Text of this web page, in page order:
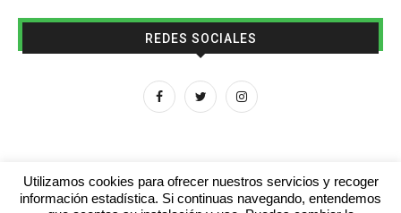
REDES SOCIALES
Utilizamos cookies para ofrecer nuestros servicios y recoger
información estadística. Si continuas navegando, entendemos